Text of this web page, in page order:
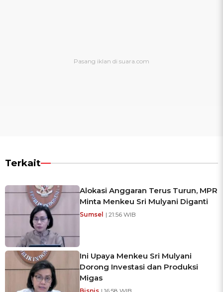
Terkait
Alokasi Anggaran Terus Turun, MPR
Minta Menkeu Sri Mulyani Diganti
Sumsel | 21:56 WIB
Ini Upaya Menkeu Sri Mulyani
Dorong Investasi dan Produksi
Migas